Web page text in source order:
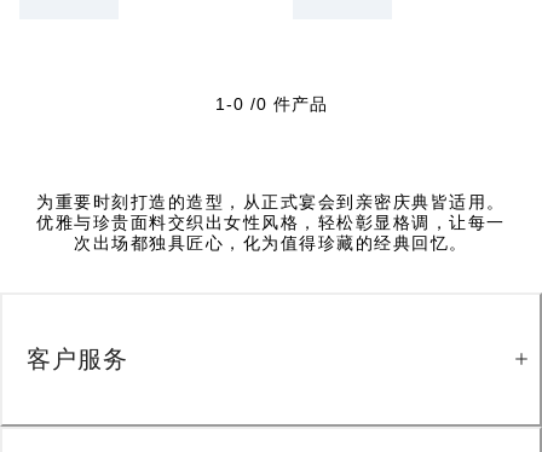
1-0 /0 件产品
为重要时刻打造的造型，从正式宴会到亲密庆典皆适用。
优雅与珍贵面料交织出女性风格，轻松彰显格调，让每一
次出场都独具匠心，化为值得珍藏的经典回忆。
客户服务